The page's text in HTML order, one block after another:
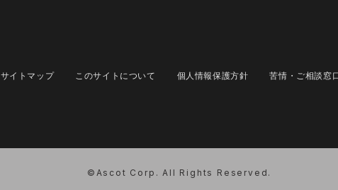
サイトマップ このサイトについて 個人情報保護方針 苦情・ご相談窓
©Ascot Corp. All Rights Reserved.